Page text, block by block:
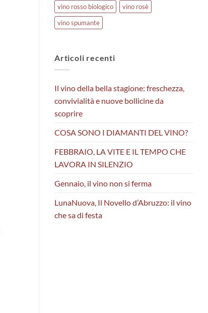
vino rosso biologico
vino rosè
vino spumante
Articoli recenti
Il vino della bella stagione: freschezza,
convivialità e nuove bollicine da
scoprire
COSA SONO I DIAMANTI DEL VINO?
FEBBRAIO, LA VITE E IL TEMPO CHE
LAVORA IN SILENZIO
Gennaio, il vino non si ferma
LunaNuova, Il Novello d’Abruzzo: il vino
che sa di festa